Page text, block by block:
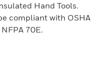
Hand Tools.
compliant with OSHA
70E.